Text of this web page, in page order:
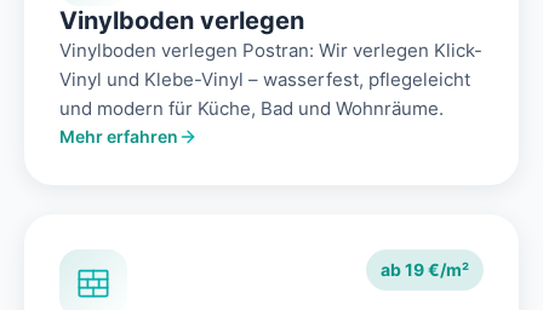
Vinylboden verlegen
Vinylboden verlegen Postran: Wir verlegen Klick-
Vinyl und Klebe-Vinyl – wasserfest, pflegeleicht
und modern für Küche, Bad und Wohnräume.
Mehr erfahren
ab 19 €/m²